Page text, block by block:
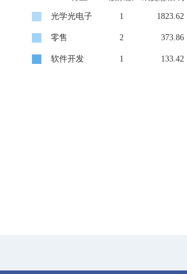
光学光电子 1 1823.62
零售 2 373.86
软件开发 1 133.42